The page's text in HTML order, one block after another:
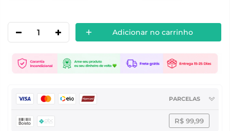
Adicionar no carrinho
PARCELAS
R$ 99,99